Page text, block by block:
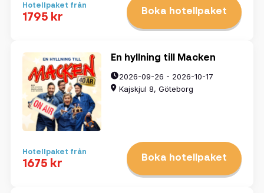
Hotellpaket från
1795 kr Boka hotellpaket
En hyllning till Macken
2026-09-26 - 2026-10-17
Kajskjul 8, Göteborg
Hotellpaket från
1675 kr Boka hotellpaket